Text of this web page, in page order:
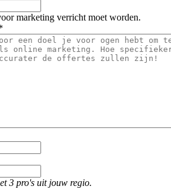
marketing verricht moet worden.
3 pro's uit jouw regio.